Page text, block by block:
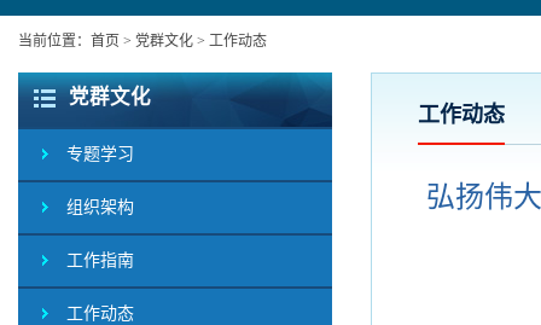
当前位置： 首页 > 党群文化 > 工作动态
党群文化
专题学习
组织架构
工作指南
工作动态
工作动态
弘扬伟